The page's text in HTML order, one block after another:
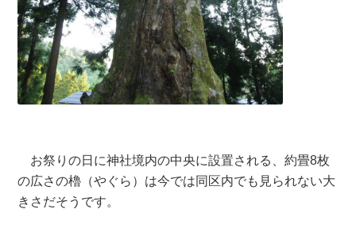
お祭りの日に神社境内の中央に設置される、約畳8枚
の広さの櫓（やぐら）は今では同区内でも見られない大
きさだそうです。